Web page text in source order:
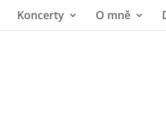
Koncerty O mně